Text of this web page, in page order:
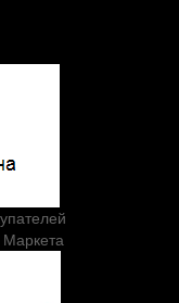
Маркета